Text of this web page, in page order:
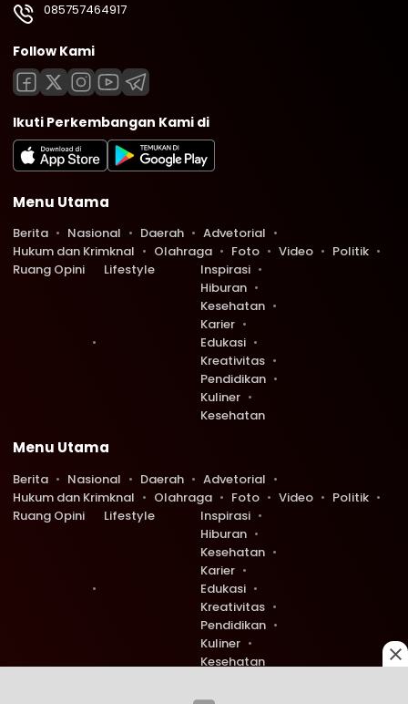
085757464917
Follow Kami
Ikuti Perkembangan Kami di
Menu Utama
Berita Nasional Daerah
Advetorial
Hukum dan Krimknal
Olahraga Foto Video
Politik
Ruang Opini
Lifestyle
Inspirasi
Hiburan
Kesehatan
Karier
Edukasi
Kreativitas
Pendidikan
Kuliner
Kesehatan
Menu Utama
Berita Nasional Daerah
Advetorial
Hukum dan Krimknal
Olahraga Foto Video
Politik
Ruang Opini
Lifestyle
Inspirasi
Hiburan
Kesehatan
Karier
Edukasi
Kreativitas
Pendidikan
Kuliner
Kesehatan